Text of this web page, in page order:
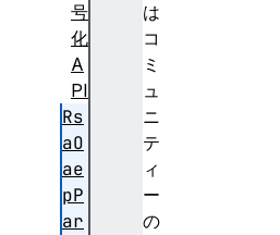
は
コ
ミ
ュ
ニ
テ
ィ
ー
の
号
化
A
PI
Rs
aO
ae
pP
ar